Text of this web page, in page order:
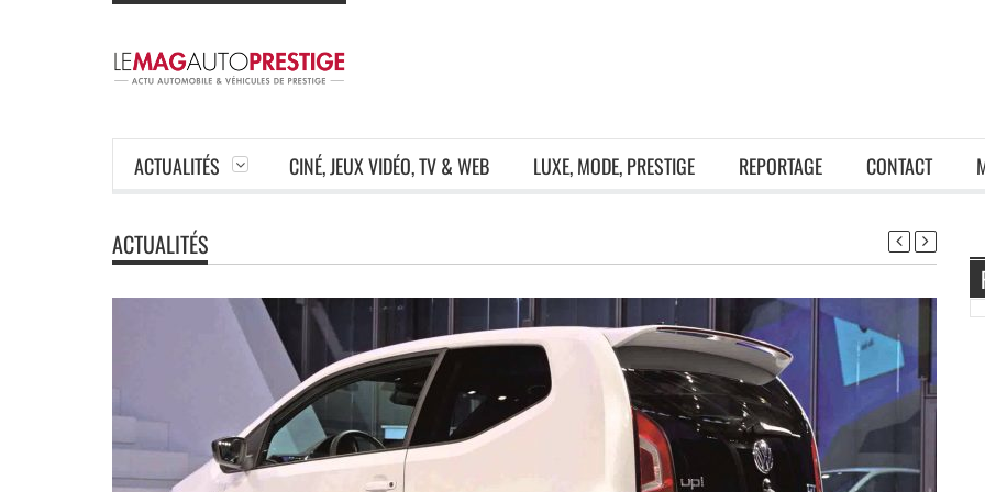
ACTUALITÉS CINÉ, JEUX VIDÉO, TV & WEB LUXE, MODE, PRESTIGE REPORTAGE CONTACT
ACTUALITÉS